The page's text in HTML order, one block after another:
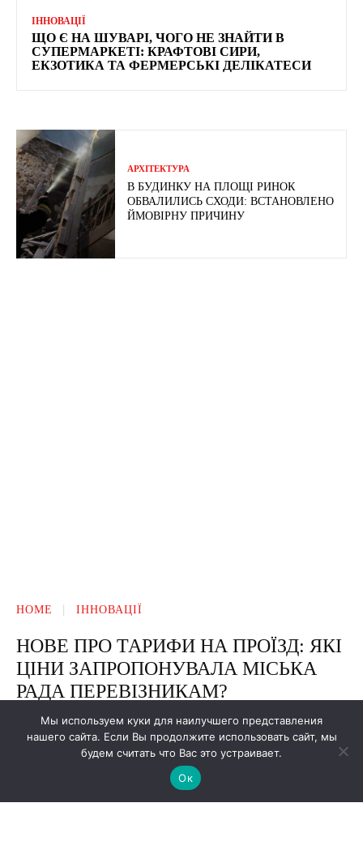
ІННОВАЦІЇ
ЩО Є НА ШУВАРІ, ЧОГО НЕ ЗНАЙТИ В
СУПЕРМАРКЕТІ: КРАФТОВІ СИРИ,
ЕКЗОТИКА ТА ФЕРМЕРСЬКІ ДЕЛІКАТЕСИ
АРХІТЕКТУРА
В БУДИНКУ НА ПЛОЩІ РИНОК
ОБВАЛИЛИСЬ СХОДИ: ВСТАНОВЛЕНО
ЙМОВІРНУ ПРИЧИНУ
Мы используем куки для наилучшего представления
нашего сайта. Если Вы продолжите использовать сайт, мы
будем считать что Вас это устраивает.
Ок